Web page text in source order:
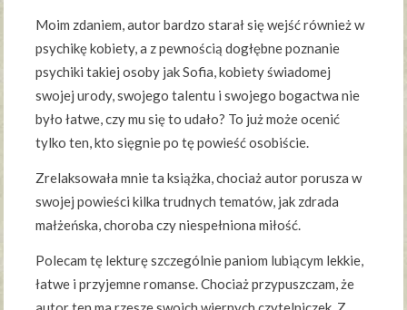
Moim zdaniem, autor bardzo starał się wejść również w
psychikę kobiety, a z pewnością dogłębne poznanie
psychiki takiej osoby jak Sofia, kobiety świadomej
swojej urody, swojego talentu i swojego bogactwa nie
było łatwe, czy mu się to udało? To już może ocenić
tylko ten, kto sięgnie po tę powieść osobiście.
Zrelaksowała mnie ta książka, chociaż autor porusza w
swojej powieści kilka trudnych tematów, jak zdrada
małżeńska, choroba czy niespełniona miłość.
Polecam tę lekturę szczególnie paniom lubiącym lekkie,
łatwe i przyjemne romanse. Chociaż przypuszczam, że